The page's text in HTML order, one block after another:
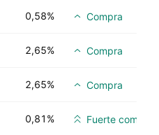
0,58% Compra
2,65% Compra
2,65% Compra
0,81% Fuerte compra